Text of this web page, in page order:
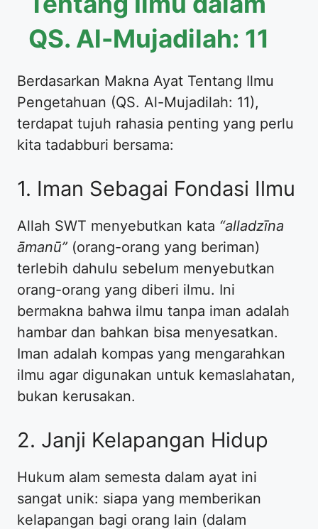
QS. Al-Mujadilah: 11
Berdasarkan Makna Ayat Tentang Ilmu
Pengetahuan (QS. Al-Mujadilah: 11),
terdapat tujuh rahasia penting yang perlu
kita tadabburi bersama:
1. Iman Sebagai Fondasi Ilmu
Allah SWT menyebutkan kata “alladzīna
āmanū” (orang-orang yang beriman)
terlebih dahulu sebelum menyebutkan
orang-orang yang diberi ilmu. Ini
bermakna bahwa ilmu tanpa iman adalah
hambar dan bahkan bisa menyesatkan.
Iman adalah kompas yang mengarahkan
ilmu agar digunakan untuk kemaslahatan,
bukan kerusakan.
2. Janji Kelapangan Hidup
Hukum alam semesta dalam ayat ini
sangat unik: siapa yang memberikan
kelapangan bagi orang lain (dalam